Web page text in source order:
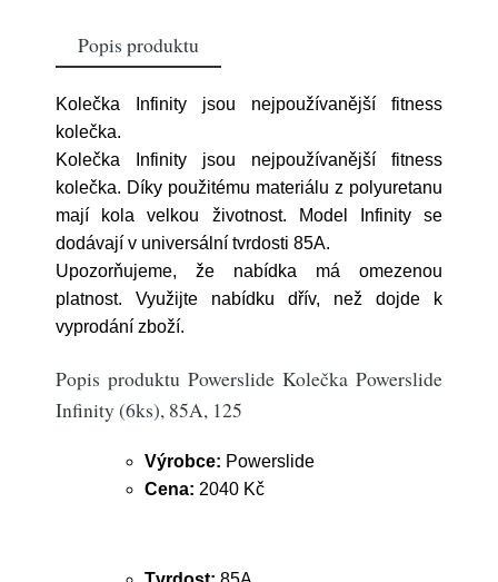
Popis produktu
Kolečka Infinity jsou nejpoužívanější fitness
kolečka.
Kolečka Infinity jsou nejpoužívanější fitness
kolečka. Díky použitému materiálu z polyuretanu
mají kola velkou životnost. Model Infinity se
dodávají v universální tvrdosti 85A.
Upozorňujeme, že nabídka má omezenou
platnost. Využijte nabídku dřív, než dojde k
vyprodání zboží.
Popis produktu Powerslide Kolečka Powerslide
Infinity (6ks), 85A, 125
Výrobce: Powerslide
Cena: 2040 Kč